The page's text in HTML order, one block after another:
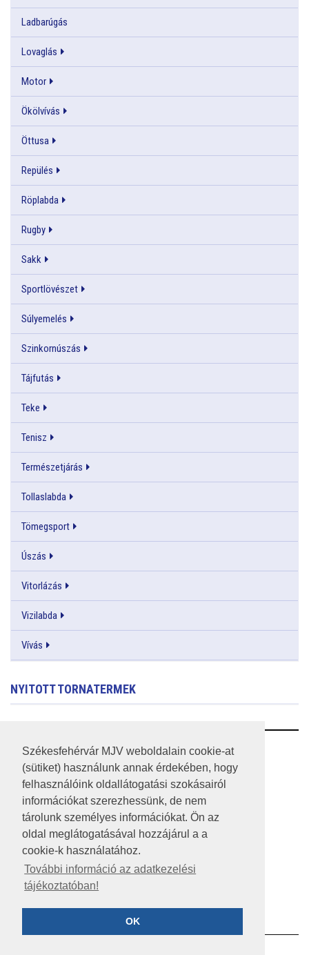
Székesfehérvár MJV weboldalain cookie-at
(sütiket) használunk annak érdekében, hogy
felhasználóink oldallátogatási szokásairól
információkat szerezhessünk, de nem
tárolunk személyes információkat. Ön az
oldal meglátogatásával hozzájárul a a
cookie-k használatához.
További információ az adatkezelési
tájékoztatóban!
OK
Ladbarúgás
Lovaglás
Motor
Ökölvívás
Öttusa
Repülés
Röplabda
Rugby
Sakk
Sportlövészet
Súlyemelés
Szinkornúszás
Tájfutás
Teke
Tenisz
Természetjárás
Tollaslabda
Tömegsport
Úszás
Vitorlázás
Vizilabda
Vívás
NYITOTT TORNATERMEK
RSS
A HONLAP 2017.03.31-I ÁLLAPOTA
JOGI NYILATKOZAT
IMPRESSZUM
KÖZÉRDEKŰ ADATOK